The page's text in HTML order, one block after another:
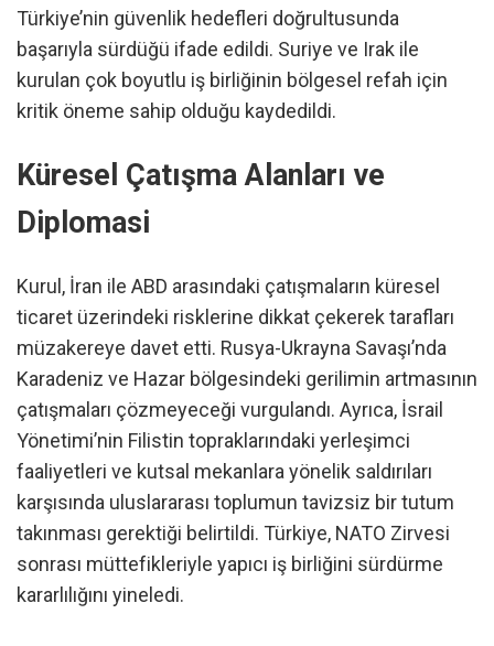
Türkiye’nin güvenlik hedefleri doğrultusunda
başarıyla sürdüğü ifade edildi. Suriye ve Irak ile
kurulan çok boyutlu iş birliğinin bölgesel refah için
kritik öneme sahip olduğu kaydedildi.
Küresel Çatışma Alanları ve
Diplomasi
Kurul, İran ile ABD arasındaki çatışmaların küresel
ticaret üzerindeki risklerine dikkat çekerek tarafları
müzakereye davet etti. Rusya-Ukrayna Savaşı’nda
Karadeniz ve Hazar bölgesindeki gerilimin artmasının
çatışmaları çözmeyeceği vurgulandı. Ayrıca, İsrail
Yönetimi’nin Filistin topraklarındaki yerleşimci
faaliyetleri ve kutsal mekanlara yönelik saldırıları
karşısında uluslararası toplumun tavizsiz bir tutum
takınması gerektiği belirtildi. Türkiye, NATO Zirvesi
sonrası müttefikleriyle yapıcı iş birliğini sürdürme
kararlılığını yineledi.